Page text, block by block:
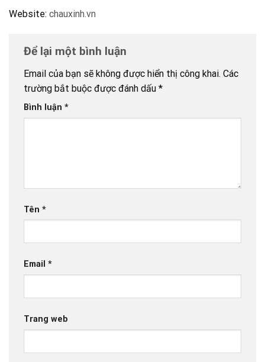
Website: chauxinh.vn
Để lại một bình luận
Email của bạn sẽ không được hiển thị công khai. Các
trường bắt buộc được đánh dấu *
Bình luận *
Tên *
Email *
Trang web